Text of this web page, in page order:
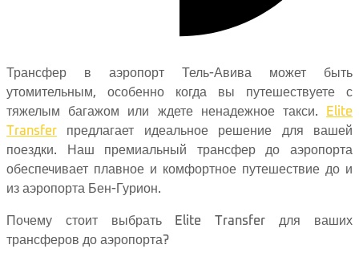
Трансфер в аэропорт Тель-Авива может быть
утомительным, особенно когда вы путешествуете с
тяжелым багажом или ждете ненадежное такси.
Elite
Transfer предлагает идеальное решение для вашей
поездки. Наш премиальный трансфер до аэропорта
обеспечивает плавное и комфортное путешествие до и
из аэропорта Бен-Гурион.
Почему стоит выбрать Elite Transfer для ваших
трансферов до аэропорта?